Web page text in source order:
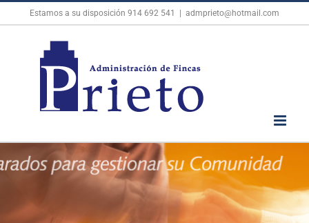
Estamos a su disposición 914 692 541 admprieto@hotmail.com